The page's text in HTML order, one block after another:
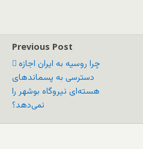
Previous Post
چرا روسیه به ایران اجازه
دسترسی به پسماند‌های
هسته‌ای نیروگاه بوشهر را
نمی‌دهد؟